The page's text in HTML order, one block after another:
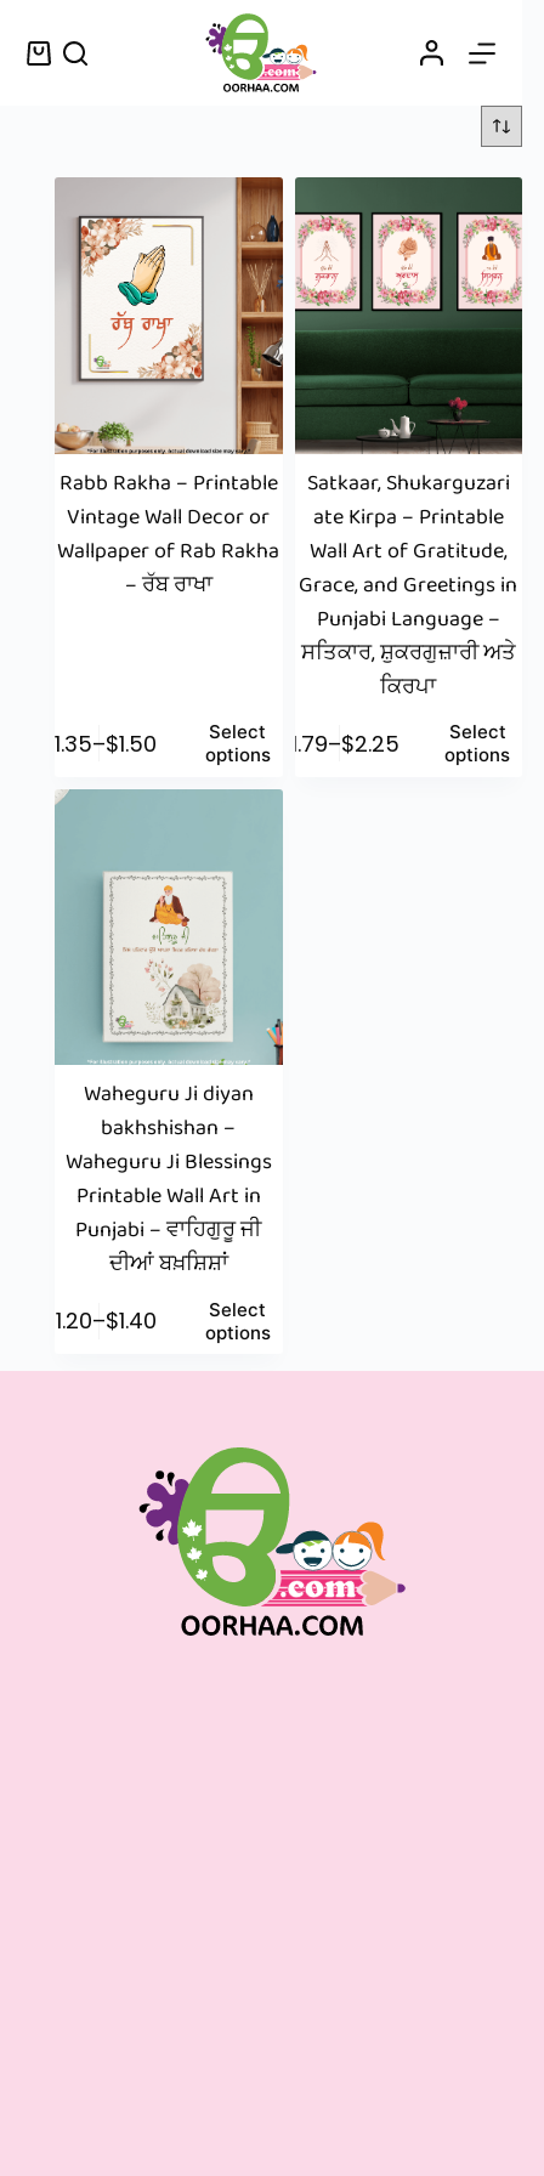
Rabb Rakha – Printable
Vintage Wall Decor or
Wallpaper of Rab Rakha
– ਰੱਬ ਰਾਖਾ
$1.35–$1.50
Select
options
Satkaar, Shukarguzari
ate Kirpa – Printable
Wall Art of Gratitude,
Grace, and Greetings in
Punjabi Language –
ਸਤਿਕਾਰ, ਸ਼ੁਕਰਗੁਜ਼ਾਰੀ ਅਤੇ
ਕਿਰਪਾ
1.79–$2.25
Select
options
Waheguru Ji diyan
bakhshishan –
Waheguru Ji Blessings
Printable Wall Art in
Punjabi – ਵਾਹਿਗੁਰੂ ਜੀ
ਦੀਆਂ ਬਖ਼ਸ਼ਿਸ਼ਾਂ
1.20–$1.40
Select
options